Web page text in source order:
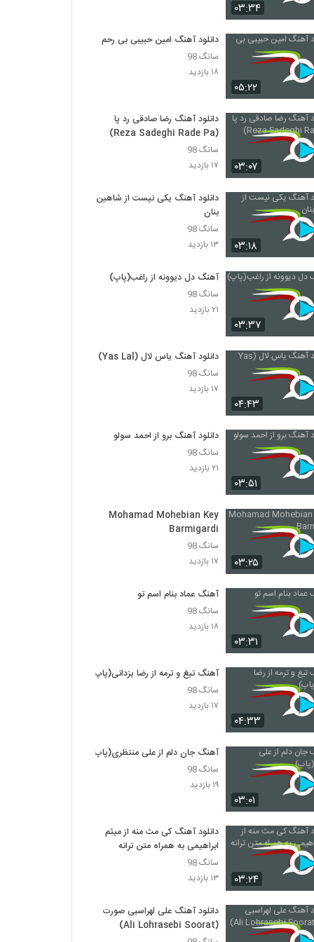
۹۵۲ بازدید
Mohammad Lotfi Narefigh
دانلود آهنگ جدید و زیبای علیرضا آذر با نام آلبوم
۱,۱۳۸ بازدید
دانلود آهنگ جدید و زیبای آرمین نصرتی با نام
۸۹۸ بازدید
دانلود آهنگ آقای داماد از آرمین نصرتی به همراه
متن ترانه
۴,۹۲۱ بازدید
آهنگ گلپری جون از آرمین نصرتی(پاپ)
۹,۰۶۸ بازدید
۱,۴۲۸ بازدید
آهنگ کمر باریک از وحید فریاد(پاپ)
۲,۴۴۲ بازدید
Mahan Bahramkhan Ravanparish
دانلود آهنگ مهدی ماهان جادوی چشمات
(Mehdi Mahan Jadooye Cheshmat)
۱,۳۹۶ بازدید
دانلود آهنگ دنیای خیالی از ناصر صدر
۸۳۶ بازدید
Amir hossein modares Khabo Roya
۶۱۶ بازدید
آهنگ فکر تو از محسن یگانه(پاپ)
۱,۸۵۲ بازدید
آهنگ مهدی احمدوند بنام دیوار
۲,۱۳۱ بازدید
دانلود آهنگ مصطفی پاشایی فقط عشق
دانلود آهنگ محمدرضا شعبان زاده اینجوری
بهتره
۲,۲۳۹ بازدید
آهنگ مهدی مدرس بنام دیوونه بازی
۸۹۲ بازدید
۰۳:۳۴
۰۵:۲۲
دانلود آهنگ امین حبیبی بی رحم
سانگ 98
۱۸ بازدید
۰۳:۰۷
دانلود آهنگ رضا صادقی رد پا
(Reza Sadeghi Rade Pa)
سانگ 98
۱۷ بازدید
۰۳:۱۸
دانلود آهنگ یکی نیست از شاهین
بنان
سانگ 98
۱۳ بازدید
۰۳:۳۷
آهنگ دل دیوونه از راغب(پاپ)
سانگ 98
۲۱ بازدید
۰۴:۴۳
دانلود آهنگ یاس لال (Yas Lal)
سانگ 98
۱۷ بازدید
۰۳:۵۱
دانلود آهنگ برو از احمد سولو
سانگ 98
۲۱ بازدید
۰۳:۲۵
Mohamad Mohebian Key
Barmigardi
سانگ 98
۱۷ بازدید
۰۳:۳۱
آهنگ عماد بنام اسم تو
سانگ 98
۱۸ بازدید
۰۴:۳۳
آهنگ تیغ و ترمه از رضا یزدانی(پاپ)
سانگ 98
۱۷ بازدید
۰۳:۰۱
آهنگ جان دلم از علی منتظری(پاپ)
سانگ 98
۱۹ بازدید
۰۳:۲۴
دانلود آهنگ کی مث منه از میثم
ابراهیمی به همراه متن ترانه
سانگ 98
۱۳ بازدید
دانلود آهنگ علی لهراسبی صورت
(Ali Lohrasebi Soorat)